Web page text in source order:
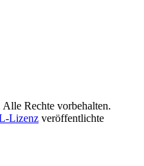
Rechte vorbehalten.
Lizenz veröffentlichte